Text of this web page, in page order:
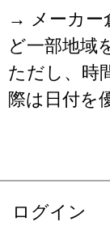
→ メーカー
ど一部地域
ただし、時
際は日付を
ログイン